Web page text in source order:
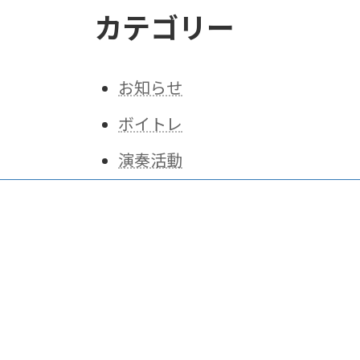
カテゴリー
お知らせ
ボイトレ
演奏活動